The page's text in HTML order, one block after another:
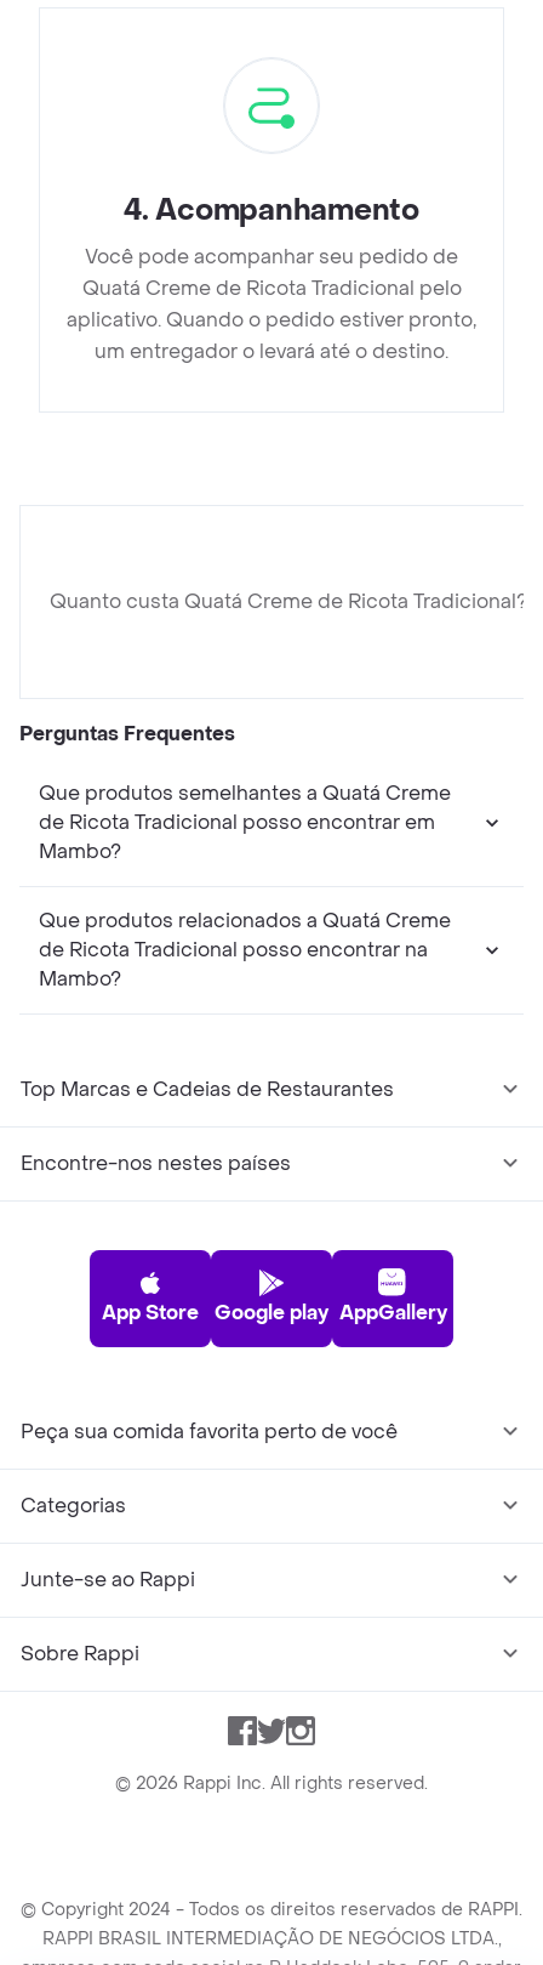
4.Acompanhamento
Você pode acompanhar seu pedido de
Quatá Creme de Ricota Tradicional pelo
aplicativo. Quando o pedido estiver pronto,
um entregador o levará até o destino.
Quanto custa Quatá Creme de Ricota Tradicional?
Perguntas Frequentes
Que produtos semelhantes a Quatá Creme
de Ricota Tradicional posso encontrar em
Mambo?
Que produtos relacionados a Quatá Creme
de Ricota Tradicional posso encontrar na
Mambo?
Top Marcas e Cadeias de Restaurantes
Encontre-nos nestes países
App Store Google play AppGallery
Peça sua comida favorita perto de você
Categorias
Junte-se ao Rappi
Sobre Rappi
Facebook
TwitterInstagram
© 2026 Rappi Inc. All rights reserved.
© Copyright 2024 - Todos os direitos reservados de RAPPI.
RAPPI BRASIL INTERMEDIAÇÃO DE NEGÓCIOS LTDA.,